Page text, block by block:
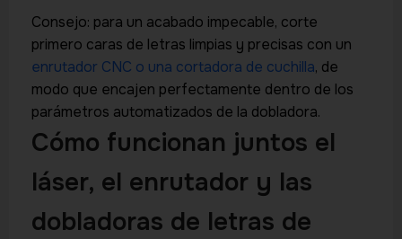
Consejo: para un acabado impecable, corte
primero caras de letras limpias y precisas con un
enrutador CNC o una cortadora de cuchilla, de
modo que encajen perfectamente dentro de los
parámetros automatizados de la dobladora.
Cómo funcionan juntos el
láser, el enrutador y las
dobladoras de letras de